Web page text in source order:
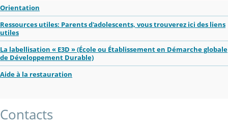
Orientation
Ressources utiles: Parents d'adolescents, vous trouverez ici des liens
utiles
La labellisation « E3D » (École ou Établissement en Démarche globale
de Développement Durable)
Aide à la restauration
Contacts